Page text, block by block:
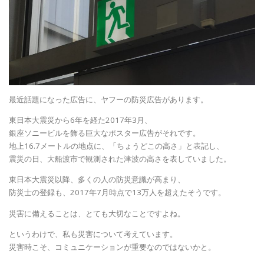
最近話題になった広告に、ヤフーの防災広告があります。
東日本大震災から6年を経た2017年3月、
銀座ソニービルを飾る巨大なポスター広告がそれです。
地上16.7メートルの地点に、「ちょうどこの高さ」と表記し、
震災の日、大船渡市で観測された津波の高さを表していました。
東日本大震災以降、多くの人の防災意識が高まり、
防災士の登録も、2017年7月時点で13万人を超えたそうです。
災害に備えることは、とても大切なことですよね。
というわけで、私も災害について考えています。
災害時こそ、コミュニケーションが重要なのではないかと。